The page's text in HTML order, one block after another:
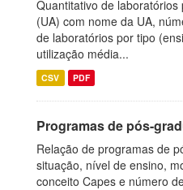
Quantitativo de
(UA) com nome da UA,
de laboratórios por tipo
utilização média...
CSV PDF
Programas de pós-
Relação de programas de
situação, nível de ensino,
conceito Capes e número